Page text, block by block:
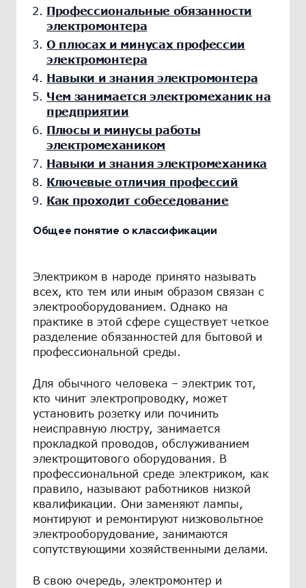
Профессиональные обязанности
электромонтера
О плюсах и минусах профессии
электромонтера
Навыки и знания электромонтера
Чем занимается электромеханик на
предприятии
Плюсы и минусы работы
электромехаником
Навыки и знания электромеханика
Ключевые отличия профессий
Как проходит собеседование
Общее понятие о классификации
Электриком в народе принято называть
всех, кто тем или иным образом связан с
электрооборудованием. Однако на
практике в этой сфере существует четкое
разделение обязанностей для бытовой и
профессиональной среды.
Для обычного человека – электрик тот,
кто чинит электропроводку, может
установить розетку или починить
неисправную люстру, занимается
прокладкой проводов, обслуживанием
электрощитового оборудования. В
профессиональной среде электриком, как
правило, называют работников низкой
квалификации. Они заменяют лампы,
монтируют и ремонтируют низковольтное
электрооборудование, занимаются
сопутствующими хозяйственными делами.
В свою очередь, электромонтер и